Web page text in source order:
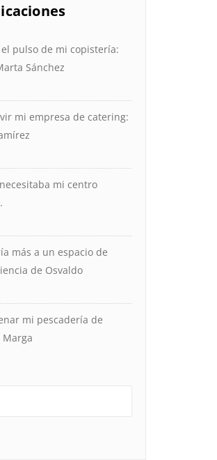
pulso de mi copistería:
Sánchez
mi empresa de catering:
mi centro
más a un espacio de
de Osvaldo
mi pescadería de
Marga